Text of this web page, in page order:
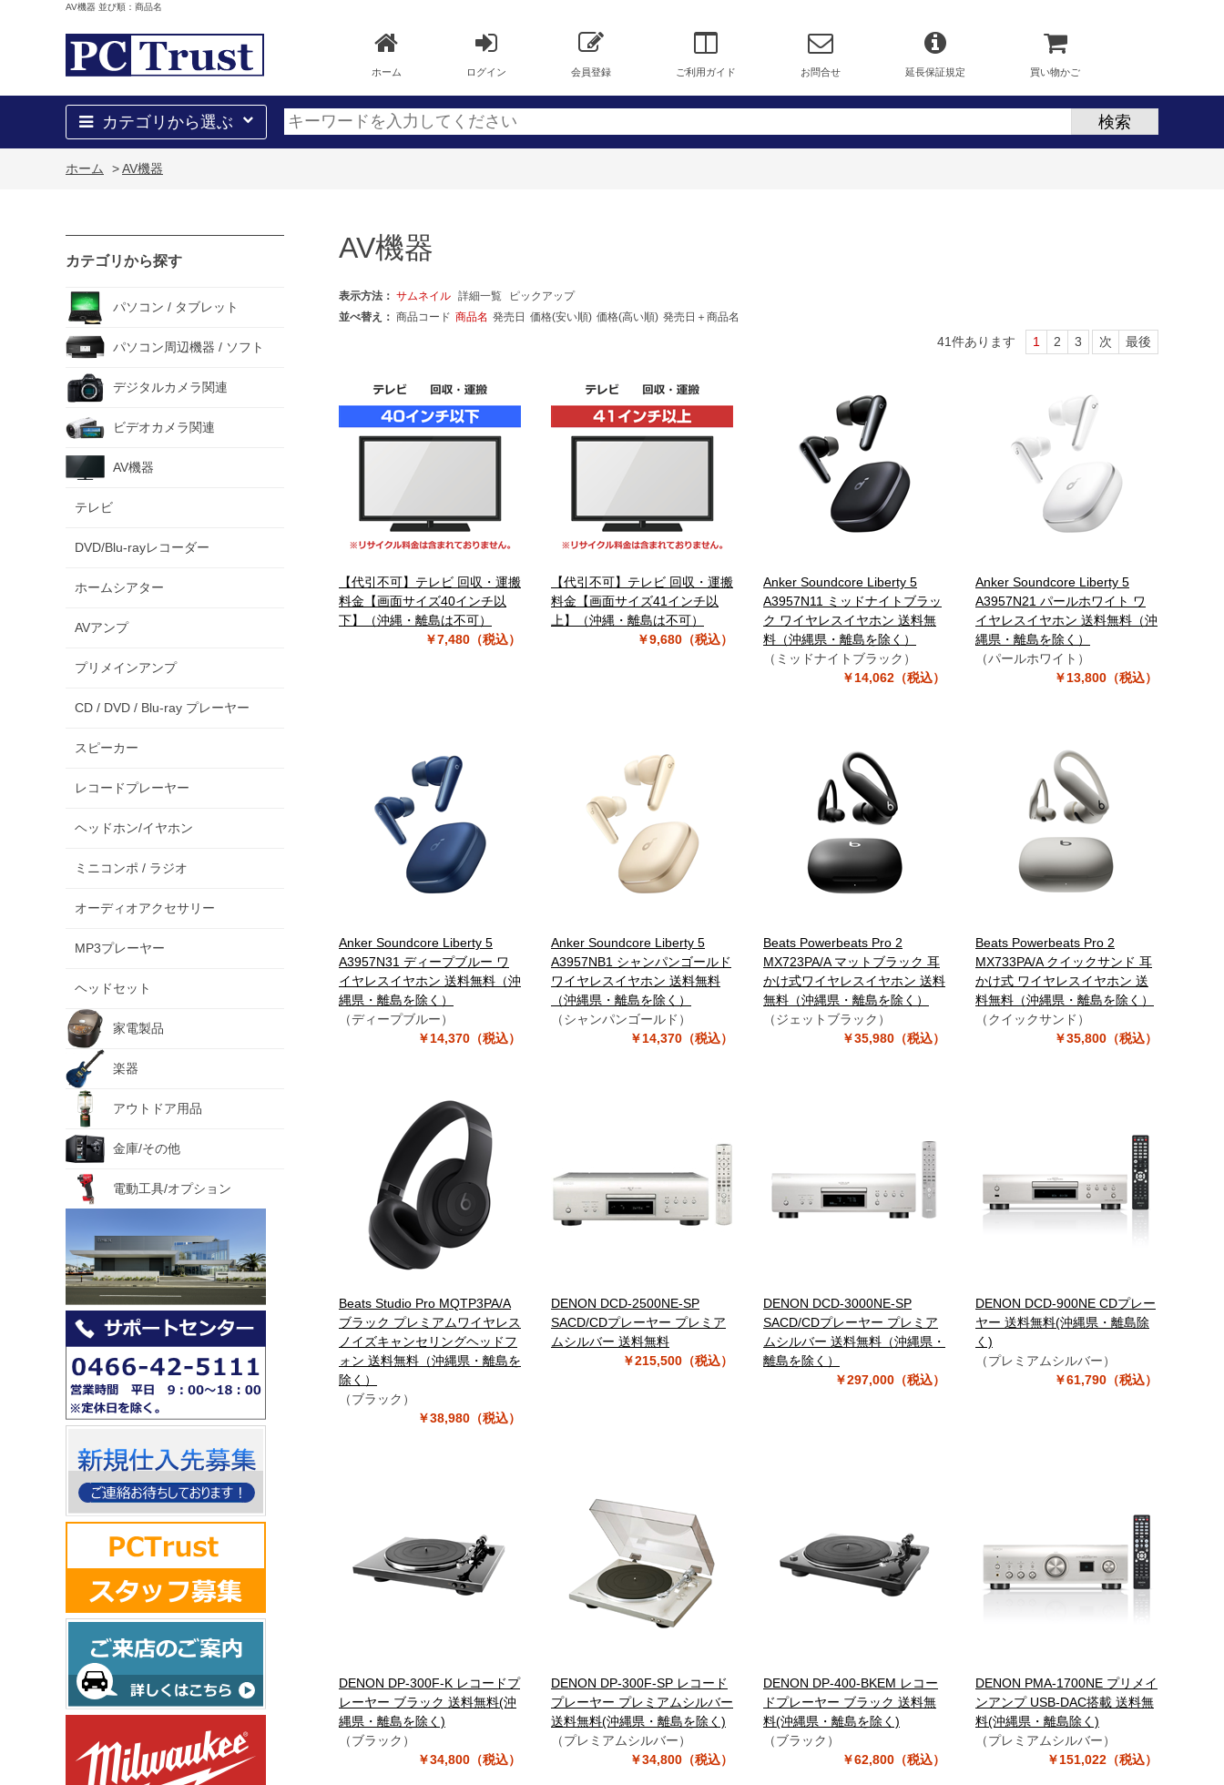
AV機器 並び順：商品名
ホーム ログイン 会員登録 ご利用ガイド お問合せ 延長保証規定 買い物かご
カテゴリから選ぶ
ホーム >AV機器
カテゴリから探す
パソコン / タブレット
パソコン周辺機器 / ソフト
デジタルカメラ関連
ビデオカメラ関連
AV機器
テレビ
DVD/Blu-rayレコーダー
ホームシアター
AVアンプ
プリメインアンプ
CD / DVD / Blu-ray プレーヤー
スピーカー
レコードプレーヤー
ヘッドホン/イヤホン
ミニコンポ / ラジオ
オーディオアクセサリー
MP3プレーヤー
ヘッドセット
家電製品
楽器
アウトドア用品
金庫/その他
電動工具/オプション
AV機器
表示方法： サムネイル 詳細一覧
ピックアップ
並べ替え： 商品コード 商品名 発売日 価格(安い順) 価格(高い順) 発売日＋商品名
41件あります 1 2 3 次 最後
【代引不可】テレビ 回収・運搬
料金【画面サイズ40インチ以
下】（沖縄・離島は不可）
￥7,480（税込）
【代引不可】テレビ 回収・運搬
料金【画面サイズ41インチ以
上】（沖縄・離島は不可）
￥9,680（税込）
Anker Soundcore Liberty 5
A3957N11 ミッドナイトブラッ
ク ワイヤレスイヤホン 送料無
料（沖縄県・離島を除く）
（ミッドナイトブラック）
￥14,062（税込）
Anker Soundcore Liberty 5
A3957N21 パールホワイト ワ
イヤレスイヤホン 送料無料（沖
縄県・離島を除く）
（パールホワイト）
￥13,800（税込）
Anker Soundcore Liberty 5
A3957N31 ディープブルー ワ
イヤレスイヤホン 送料無料（沖
縄県・離島を除く）
（ディープブルー）
￥14,370（税込）
Anker Soundcore Liberty 5
A3957NB1 シャンパンゴールド
ワイヤレスイヤホン 送料無料
（沖縄県・離島を除く）
（シャンパンゴールド）
￥14,370（税込）
Beats Powerbeats Pro 2
MX723PA/A マットブラック 耳
かけ式ワイヤレスイヤホン 送料
無料（沖縄県・離島を除く）
（ジェットブラック）
￥35,980（税込）
Beats Powerbeats Pro 2
MX733PA/A クイックサンド 耳
かけ式 ワイヤレスイヤホン 送
料無料（沖縄県・離島を除く）
（クイックサンド）
￥35,800（税込）
Beats Studio Pro MQTP3PA/A
ブラック プレミアムワイヤレス
ノイズキャンセリングヘッドフ
ォン 送料無料（沖縄県・離島を
除く）
（ブラック）
￥38,980（税込）
DENON DCD-2500NE-SP
SACD/CDプレーヤー プレミア
ムシルバー 送料無料
￥215,500（税込）
DENON DCD-3000NE-SP
SACD/CDプレーヤー プレミア
ムシルバー 送料無料（沖縄県・
離島を除く）
￥297,000（税込）
DENON DCD-900NE CDプレー
ヤー 送料無料(沖縄県・離島除
く)
（プレミアムシルバー）
￥61,790（税込）
DENON DP-300F-K レコードプ
レーヤー ブラック 送料無料(沖
縄県・離島を除く)
（ブラック）
￥34,800（税込）
DENON DP-300F-SP レコード
プレーヤー プレミアムシルバー
送料無料(沖縄県・離島を除く)
（プレミアムシルバー）
￥34,800（税込）
DENON DP-400-BKEM レコー
ドプレーヤー ブラック 送料無
料(沖縄県・離島を除く)
（ブラック）
￥62,800（税込）
DENON PMA-1700NE プリメイ
ンアンプ USB-DAC搭載 送料無
料(沖縄県・離島除く)
（プレミアムシルバー）
￥151,022（税込）